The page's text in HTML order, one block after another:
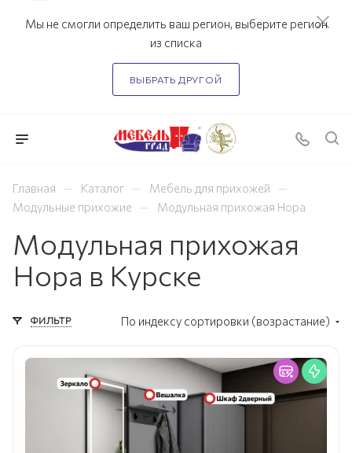
Мы не смогли определить ваш регион, выберите регион
из списка
ВЫБРАТЬ ДРУГОЙ
Главная — Каталог — Мебель для прихожей —
Модульные прихожие — Модульная прихожая Нора
Модульная прихожая
Нора в Курске
ФИЛЬТР По индексу сортировки (возрастание)